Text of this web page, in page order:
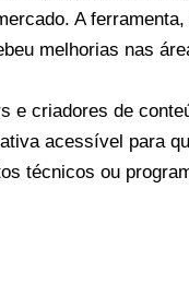
A
melhorias nas
e criadores de
acessível para
técnicos ou